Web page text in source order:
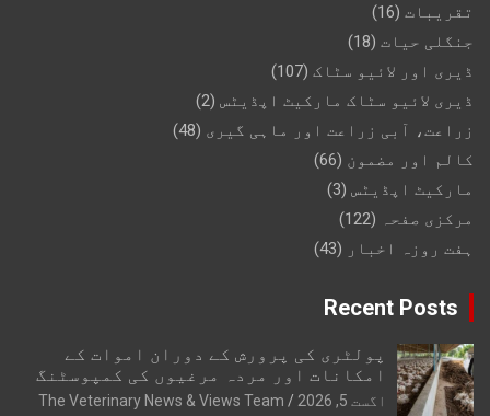
تقریبات (16)
جنگلی حیات (18)
ڈیری اور لائیو سٹاک (107)
ڈیری لائیو سٹاک مارکیٹ اپڈیٹس (2)
زراعت، آبی زراعت اور ماہی گیری (48)
کالم اور مضمون (66)
مارکیٹ اپڈیٹس (3)
مرکزی صفحہ (122)
ہفت روزہ اخبار (43)
Recent Posts
پولٹری کی پرورش کے دوران اموات کے
امکانات اور مردہ مرغیوں کی کمپوسٹنگ
اگست 5, 2026 The Veterinary News & Views Team